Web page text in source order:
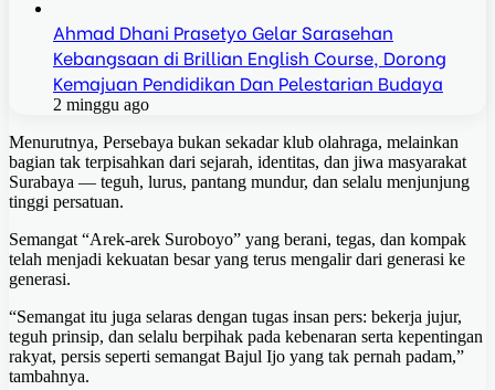
Ahmad Dhani Prasetyo Gelar Sarasehan
Kebangsaan di Brillian English Course, Dorong
Kemajuan Pendidikan Dan Pelestarian Budaya
2 minggu ago
Menurutnya, Persebaya bukan sekadar klub olahraga, melainkan
bagian tak terpisahkan dari sejarah, identitas, dan jiwa masyarakat
Surabaya — teguh, lurus, pantang mundur, dan selalu menjunjung
tinggi persatuan.
Semangat “Arek‑arek Suroboyo” yang berani, tegas, dan kompak
telah menjadi kekuatan besar yang terus mengalir dari generasi ke
generasi.
“Semangat itu juga selaras dengan tugas insan pers: bekerja jujur,
teguh prinsip, dan selalu berpihak pada kebenaran serta kepentingan
rakyat, persis seperti semangat Bajul Ijo yang tak pernah padam,”
tambahnya.